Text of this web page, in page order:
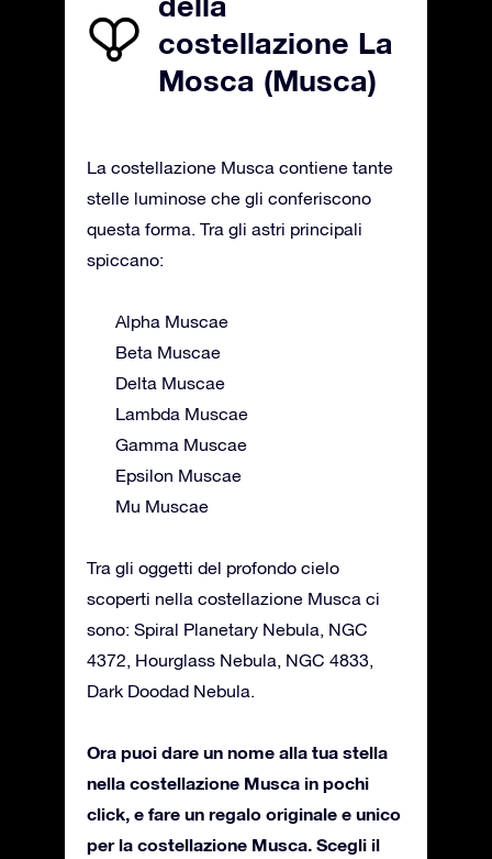
costellazione La
Mosca (Musca)
La costellazione Musca contiene tante
stelle luminose che gli conferiscono
questa forma. Tra gli astri principali
spiccano:
Alpha Muscae
Beta Muscae
Delta Muscae
Lambda Muscae
Gamma Muscae
Epsilon Muscae
Mu Muscae
Tra gli oggetti del profondo cielo
scoperti nella costellazione Musca ci
sono: Spiral Planetary Nebula, NGC
4372, Hourglass Nebula, NGC 4833,
Dark Doodad Nebula.
Ora puoi dare un nome alla tua stella
nella costellazione Musca in pochi
click, e fare un regalo originale e unico
per la costellazione Musca. Scegli il